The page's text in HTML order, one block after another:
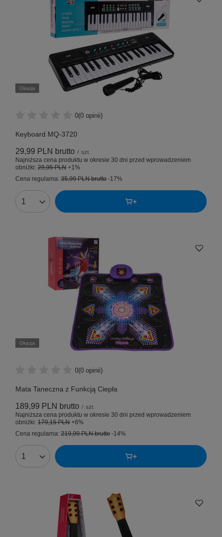
Okazja
0(0 opinii)
Keyboard MQ-3720
29,99 PLN brutto / szt.
Najniższa cena produktu w okresie 30 dni przed wprowadzeniem
obniżki: 29,95 PLN +1%
Cena regularna: 35,99 PLNbrutto -17%
Okazja
0(0 opinii)
Mata Taneczna z Funkcją Ciepła
189,99 PLN brutto / szt.
Najniższa cena produktu w okresie 30 dni przed wprowadzeniem
obniżki: 179,15 PLN +6%
Cena regularna: 219,99 PLNbrutto -14%